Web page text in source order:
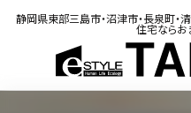
静岡県東部三島市・沼津市・長泉町・
住宅ならお